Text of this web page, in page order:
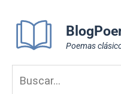
content
Poemas